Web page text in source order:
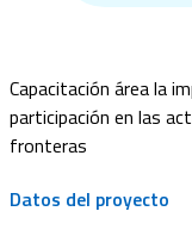
Capacitación área la
participación en las
fronteras
Datos del proyecto